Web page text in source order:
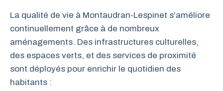
La qualité de vie à Montaudran-Lespinet s’améliore
continuellement grâce à de nombreux
aménagements. Des infrastructures culturelles,
des espaces verts, et des services de proximité
sont déployés pour enrichir le quotidien des
habitants :